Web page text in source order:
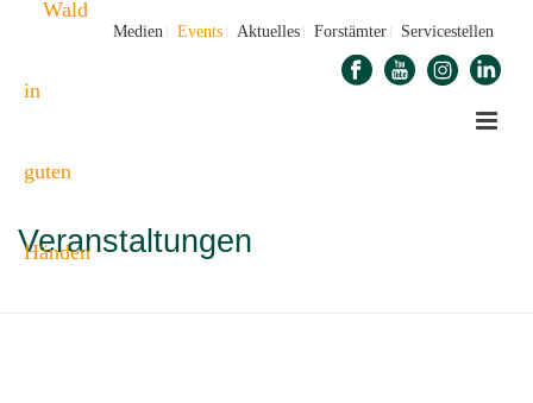
Medien Events Aktuelles Forstämter Servicestellen
Veranstaltungen